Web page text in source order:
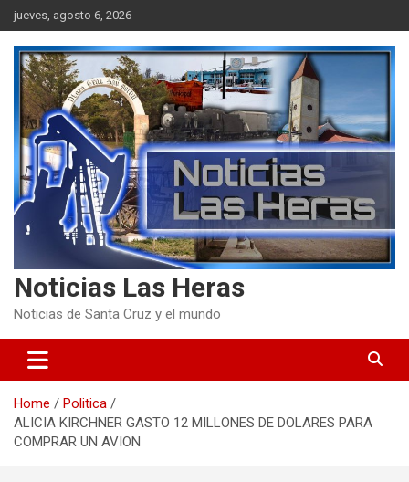
Skip
to
content
jueves, agosto 6, 2026
Noticias Las Heras
Noticias de Santa Cruz y el mundo
Home
Politica
ALICIA KIRCHNER GASTO 12 MILLONES DE DOLARES PARA
COMPRAR UN AVION